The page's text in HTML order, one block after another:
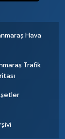
Hava
Trafik